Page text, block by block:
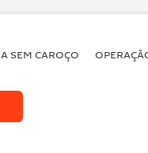
Salvador Allende
SEM CAROÇO